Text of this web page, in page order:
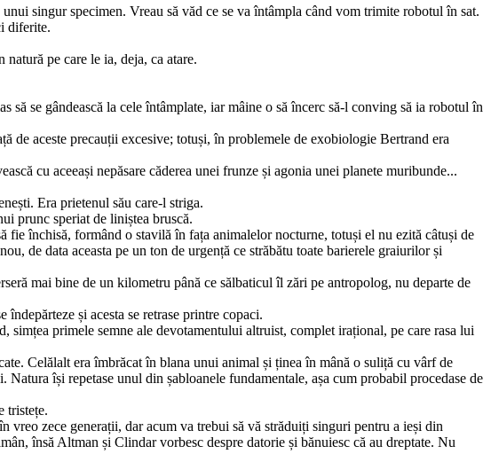
singur specimen. Vreau să văd ce se va întâmpla când vom trimite robotul în sat.
diferite.
pe care le ia, deja, ca atare.
să se gândească la cele întâmplate, iar mâine o să încerc să-l conving să ia robotul în
de aceste precauții excesive; totuși, în problemele de exobiologie Ber­trand era
cu aceeași nepăsare căderea unei frunze și agonia unei planete muribunde...
Era prietenul său care-l striga.
prunc speriat de liniștea bruscă.
fie închisă, formând o stavilă în fața animalelor nocturne, totuși el nu ezită câtuși de
de data aceasta pe un ton de urgență ce străbătu toate barierele graiurilor și
mai bine de un kilometru până ce sălbaticul îl zări pe antropolog, nu departe de
și acesta se retrase printre copaci.
primele semne ale devotamentului altruist, complet irațional, pe care rasa lui
Celă­lalt era îmbrăcat în blana unui animal și ținea în mână o suliță cu vârf de
își repetase unul din șabloanele fundamentale, așa cum probabil procedase de
tristețe.
vreo zece generații, dar acum va trebui să vă străduiți singuri pentru a ieși din
însă Altman și Clindar vorbesc despre datorie și bănuiesc că au drepta­te. Nu